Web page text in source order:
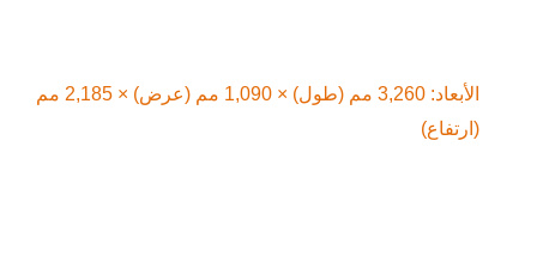
الأبعاد: 3,260 مم (طول) × 1,090 مم (عرض) × 2,185 مم